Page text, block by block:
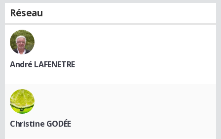
Réseau
André LAFENETRE
Christine GODÉE